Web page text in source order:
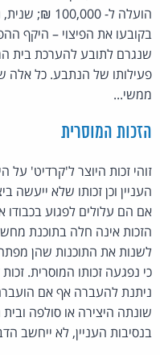
הועלה ל-
בקובעו את הפיצוי – היקף
שנגרם לתובע להערכת בית
פעילותו של הנתבע. כל אלה
ממשי...
הזכות המוסרית
זוהי זכות היוצר ל'קרדיט' על
העניין וכן זכותו שלא ייעשה
אם הם עלולים לפגוע
הזכות אינה חלה בתוכנת
לשנות את התוכנות שהן
כי נפגעה זכותו המוסרית.
ניתנת להעברה אף אם
שונתה היצירה או סולפה
בנסיבות העניין, לא ייחשב